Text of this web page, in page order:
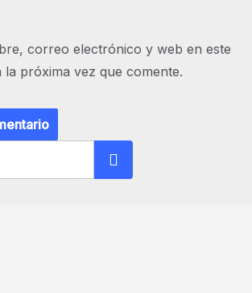
correo electrónico y web en este
la próxima vez que comente.
Buscar